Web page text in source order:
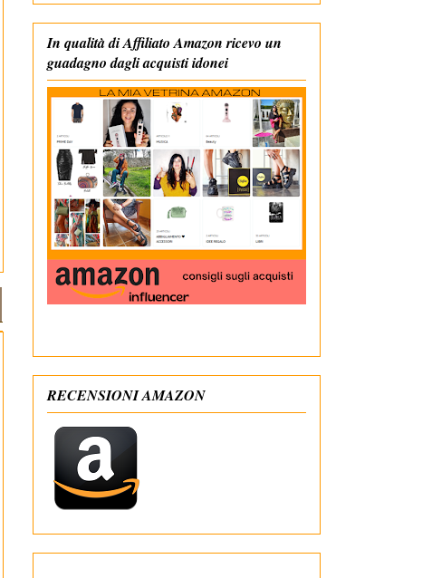
In qualità di Affiliato Amazon ricevo un
guadagno dagli acquisti idonei
RECENSIONI AMAZON